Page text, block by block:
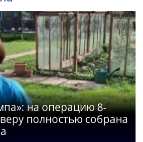
на операцию 8-
полностью собрана